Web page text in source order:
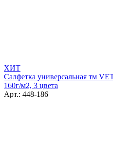
ХИТ
Салфетка универсальная тм
160г/м2, 3 цвета
Арт.: 448-186